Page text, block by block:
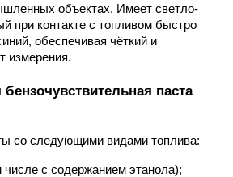
объектах. Имеет светло-
при контакте с топливом быстро
обеспечивая чёткий и
измерения.
паста
со следующими видами топлива:
числе с содержанием этанола);